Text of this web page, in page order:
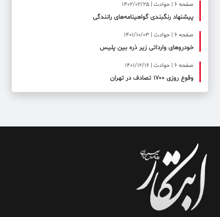
صفحه ۶ | حوادث | 1402/02/25
پیشنهاد رنگبندی گواهینامه‌های رانندگی
صفحه ۶ | حوادث | 1401/10/03
خودروهای وارداتی زیر ذره بین پلیس
صفحه ۶ | حوادث | 1401/12/16
وقوع روزی ۱۷۰۰ تصادف در تهران